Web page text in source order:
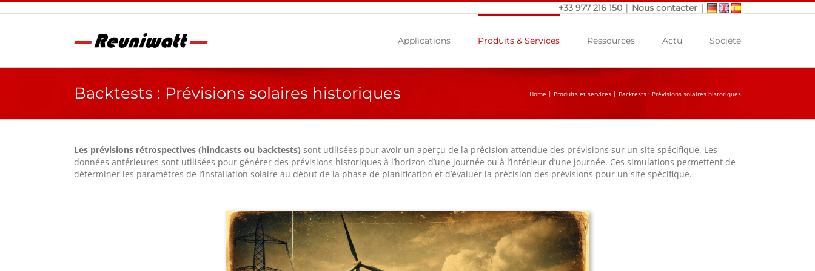
Passer
au
+33 977 216 150 | Nous contacter |
Applications Produits & Services Ressources Actu Société
Backtests : Prévisions solaires historiques Home | Produits et services | Backtests : Prévisions solaires historiques
Les prévisions rétrospectives (hindcasts ou backtests) sont utilisées pour avoir un aperçu de la précision attendue des prévisions sur un site spécifique. Les
données antérieures sont utilisées pour générer des prévisions historiques à l’horizon d’une journée ou à l’intérieur d’une journée. Ces simulations permettent de
déterminer les paramètres de l’installation solaire au début de la phase de planification et d’évaluer la précision des prévisions pour un site spécifique.